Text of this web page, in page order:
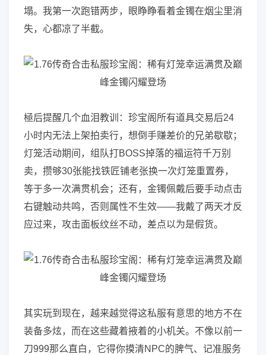
塌。我第一次跑错两步，眼睁睁看着金镯在烟尘里消
失，心都凉了半截。
極后提醒几个血泪教训：珍宝阁所有道具交易后24
小时内无法上架拍卖行，想倒手赚差价的兄弟歇歇；
灯笼活动期间，组队打BOSS掉落的福运符千万别
卖，攒够30张能找铁匠铺老张换一次灯笼重置券，
等于多一次满贯机会；还有，金镯佩戴后要手动点击
右键触动共鸣，否则属性不生效——我戴了两天才反
应过来，攻击面板纹丝不动，差点以为是假货。
其实玩到现在，越来越觉得这私服有意思的地方不在
装备多炫，而在这些藏着掖着的小机关。不像以前一
刀999那么直白，它得你摸清NPC的脾气、记准服务